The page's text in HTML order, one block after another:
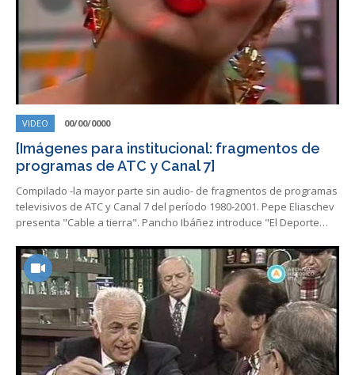
VIDEO 00/00/0000
[Imágenes para institucional: fragmentos de
programas de ATC y Canal 7]
Compilado -la mayor parte sin audio- de fragmentos de programas
televisivos de ATC y Canal 7 del período 1980-2001. Pepe Eliaschev
presenta "Cable a tierra". Pancho Ibáñez introduce "El Deporte…